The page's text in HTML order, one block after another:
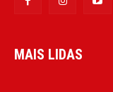
MAIS LIDAS